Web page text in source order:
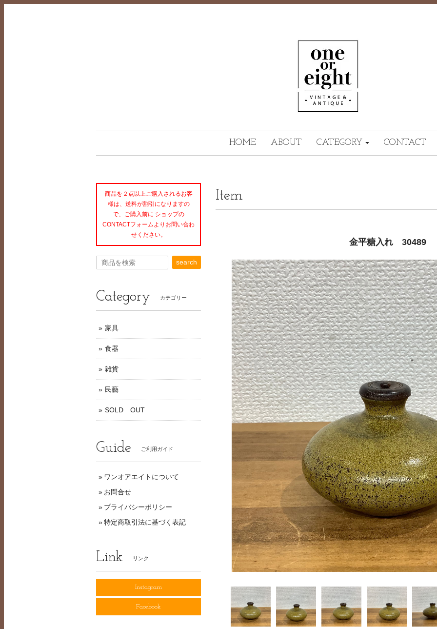
HOME ABOUT CATEGORY CONTACT
Item
金平糖入れ 30489
商品を２点以上ご購入されるお客
様は、送料が割引になりますの
で、ご購入前に ショップの
CONTACTフォームよりお問い合わ
せください。
search
Category カテゴリー
家具
食器
雑貨
民藝
SOLD OUT
Guide ご利用ガイド
ワンオアエイトについて
お問合せ
プライバシーポリシー
特定商取引法に基づく表記
Link リンク
Instagram
Facebook